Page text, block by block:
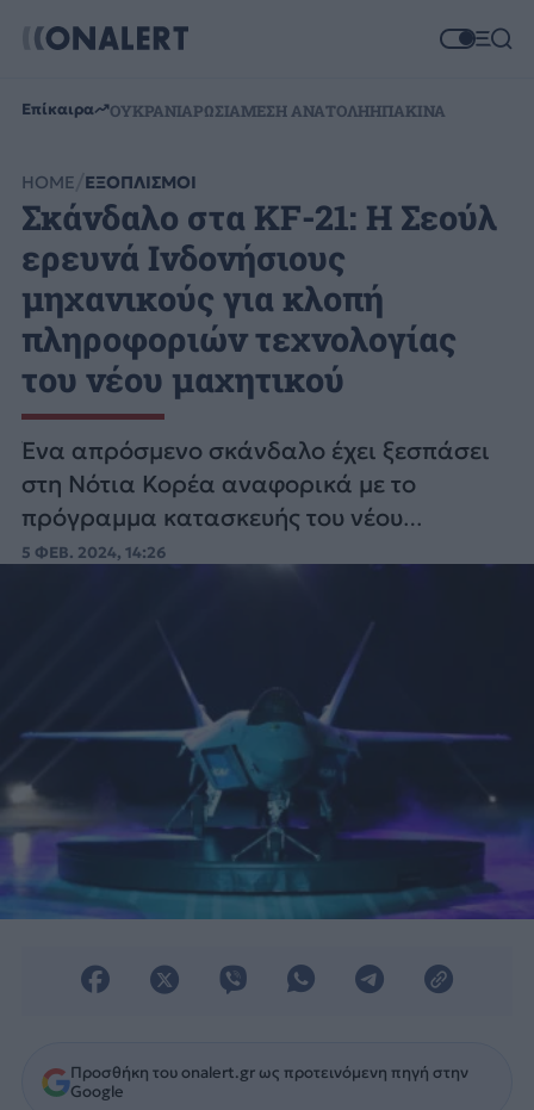
Επίκαιρα ΟΥΚΡΑΝΙΑΡΩΣΙΑΜΕΣΗ ΑΝΑΤΟΛΗΗΠΑΚΙΝΑ
HOME ΕΞΟΠΛΙΣΜΟΙ
Σκάνδαλο στα KF-21: Η Σεούλ
ερευνά Ινδονήσιους
μηχανικούς για κλοπή
πληροφοριών τεχνολογίας
του νέου μαχητικού
Ένα απρόσμενο σκάνδαλο έχει ξεσπάσει
στη Νότια Κορέα αναφορικά με το
πρόγραμμα κατασκευής του νέου
μαχητικού αεροσκάφους 4++ γενιάς τύπου
5 ΦΕΒ. 2024, 14:26
Προσθήκη του onalert.gr ως προτεινόμενη πηγή στην
Google